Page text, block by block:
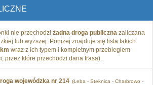
nie przechodzi żadna droga publiczna zaliczana
lub wyższej. Poniżej znajduje się lista takich
wraz z ich typem i kompletnym przebiegiem
przez które przechodzi dana trasa).
wojewódzka nr 214 (Łeba - Steknica - Charbrowo -